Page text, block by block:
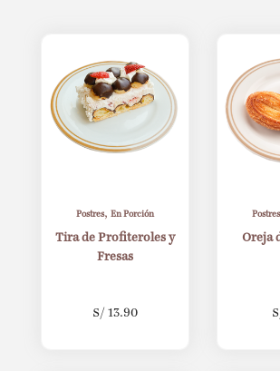
Postres, En Porción
Tira de Profiteroles y
Fresas
S/ 13.90
Postres
Oreja